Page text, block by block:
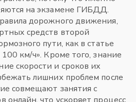
на экзамене ГИБДД.
дорожного движения,
средств второй
пути, как в статье
км/ч». Кроме того, знание
скорости и сроков их
лишних проблем после
совмещают занятия с